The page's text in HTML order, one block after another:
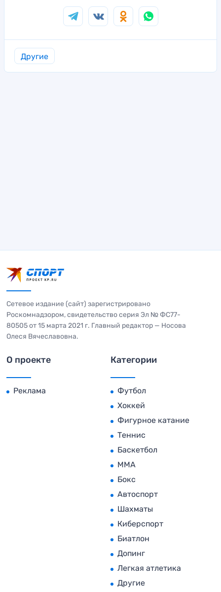
Другие
Сетевое издание (сайт) зарегистрировано
Роскомнадзором, свидетельство серия Эл № ФС77-
80505 от 15 марта 2021 г. Главный редактор — Носова
Олеся Вячеславовна.
О проекте
Реклама
Категории
Футбол
Хоккей
Фигурное катание
Теннис
Баскетбол
MMA
Бокс
Автоспорт
Шахматы
Киберспорт
Биатлон
Допинг
Легкая атлетика
Другие